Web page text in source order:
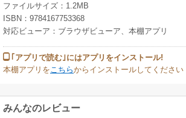
ファイルサイズ：1.2MB
ISBN：9784167753368
対応ビューア：ブラウザビューア、本棚アプリ
｢アプリで読む｣にはアプリをインストール!
本棚アプリを こちらからインストールしてください
みんなのレビュー